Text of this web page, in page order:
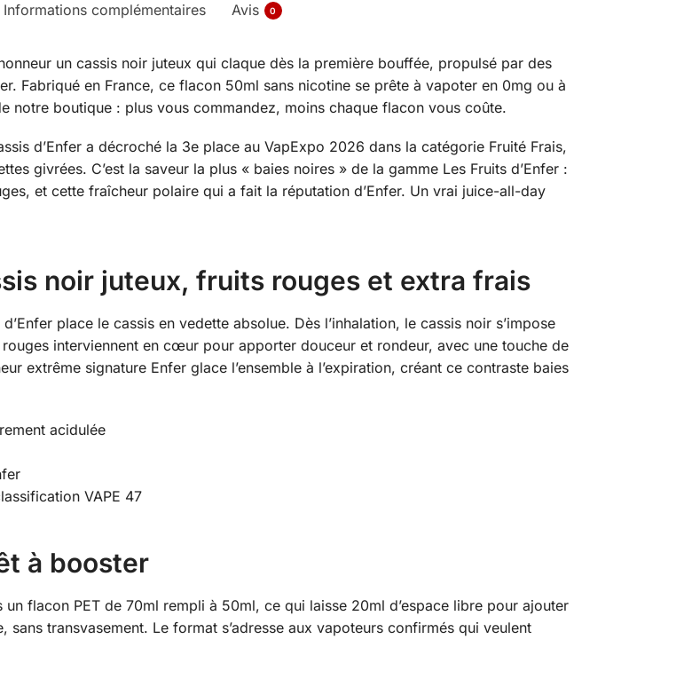
Informations complémentaires Avis 0
un cassis noir juteux qui claque dès la première bouffée, propulsé par des
Fabriqué en France, ce flacon 50ml sans nicotine se prête à vapoter en 0mg ou à
notre boutique : plus vous commandez, moins chaque flacon vous coûte.
d’Enfer a décroché la 3e place au VapExpo 2026 dans la catégorie Fruité Frais,
givrées. C’est la saveur la plus « baies noires » de la gamme Les Fruits d’Enfer :
et cette fraîcheur polaire qui a fait la réputation d’Enfer. Un vrai juice-all-day
noir juteux, fruits rouges et extra frais
place le cassis en vedette absolue. Dès l’inhalation, le cassis noir s’impose
interviennent en cœur pour apporter douceur et rondeur, avec une touche de
extrême signature Enfer glace l’ensemble à l’expiration, créant ce contraste baies
acidulée
VAPE 47
à booster
flacon PET de 70ml rempli à 50ml, ce qui laisse 20ml d’espace libre pour ajouter
transvasement. Le format s’adresse aux vapoteurs confirmés qui veulent